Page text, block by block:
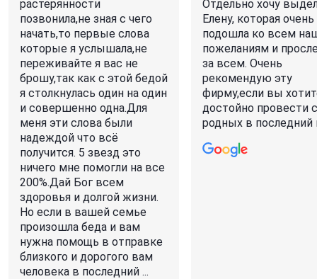
растерянности
позвонила,не зная с чего
начать,то первые слова
которые я услышала,не
переживайте я вас не
брошу,так как с этой бедой
я столкнулась один на один
и совершенно одна.Для
меня эти слова были
надеждой что всё
получится. 5 звезд это
ничего мне помогли на все
200%.Дай Бог всем
здоровья и долгой жизни.
Но если в вашей семье
произошла беда и вам
нужна помощь в отправке
близкого и дорогого вам
человека в последний ...
Отдельно хочу
Елену, которая
подошла ко всем
пожеланиям и
за всем. Очень
рекомендую эту
фирму,если вы
достойно провести
родных в последний